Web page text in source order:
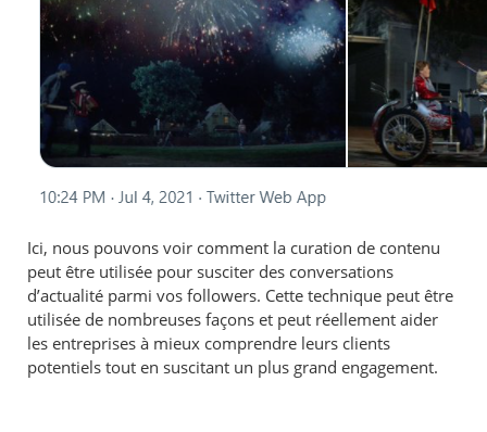
Ici, nous pouvons voir comment la curation de contenu
peut être utilisée pour susciter des conversations
d’actualité parmi vos followers. Cette technique peut être
utilisée de nombreuses façons et peut réellement aider
les entreprises à mieux comprendre leurs clients
potentiels tout en suscitant un plus grand engagement.